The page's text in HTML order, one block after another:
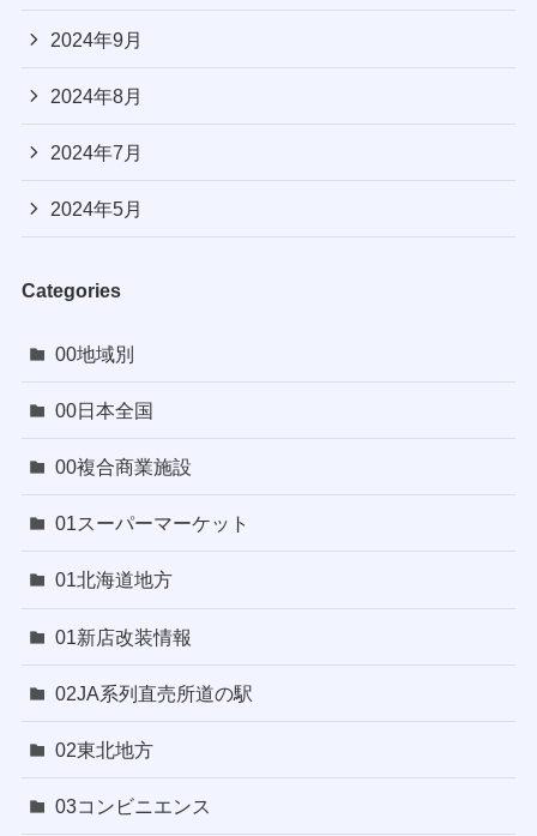
2024年9月
2024年8月
2024年7月
2024年5月
Categories
00地域別
00日本全国
00複合商業施設
01スーパーマーケット
01北海道地方
01新店改装情報
02JA系列直売所道の駅
02東北地方
03コンビニエンス